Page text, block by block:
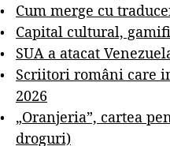
Cum merge cu
Capital cultural,
SUA a atacat
Scriitori români care
2026
„Oranjeria”, cartea
droguri)